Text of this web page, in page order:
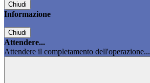
Chiudi
Informazione
Chiudi
Attendere...
Attendere il completamento dell'operazione...